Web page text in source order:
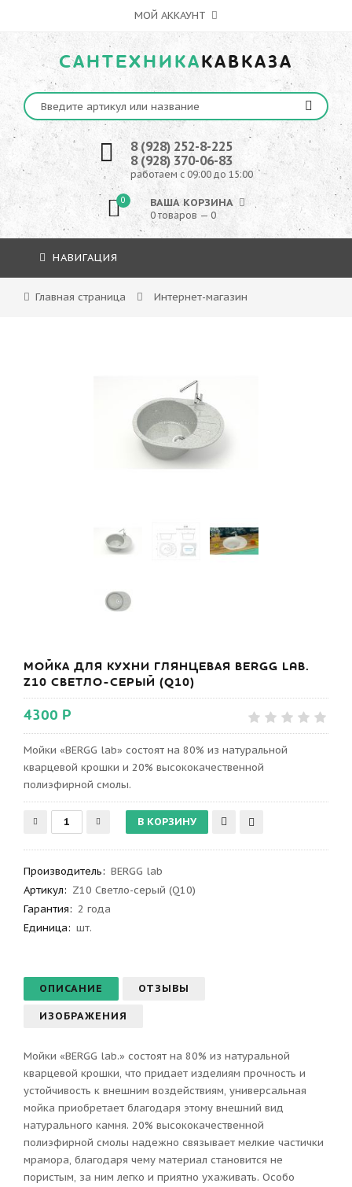
МОЙ АККАУНТ
САНТЕХНИКАКАВКАЗА
8 (928) 252-8-225
8 (928) 370-06-83
работаем с 09:00 до 15:00
0 ВАША КОРЗИНА
0 товаров — 0
НАВИГАЦИЯ
Главная страница Интернет-магазин
МОЙКА ДЛЯ КУХНИ ГЛЯНЦЕВАЯ BERGG LAB.
Z10 СВЕТЛО-СЕРЫЙ (Q10)
4300 Р
Мойки «BERGG lab» состоят на 80% из натуральной
кварцевой крошки и 20% высококачественной
полиэфирной смолы.
Производитель: BERGG lab
Артикул: Z10 Светло-серый (Q10)
Гарантия: 2 года
Единица: шт.
ОПИСАНИЕ ОТЗЫВЫ
ИЗОБРАЖЕНИЯ
Мойки «BERGG lab.» состоят на 80% из натуральной
кварцевой крошки, что придает изделиям прочность и
устойчивость к внешним воздействиям, универсальная
мойка приобретает благодаря этому внешний вид
натурального камня. 20% высококачественной
полиэфирной смолы надежно связывает мелкие частички
мрамора, благодаря чему материал становится не
пористым, за ним легко и приятно ухаживать. Особо